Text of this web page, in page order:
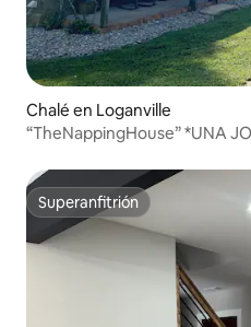
Chalé en Loganville
“TheNappingHouse” *UNA
Superanfitrión
Superanfitrión